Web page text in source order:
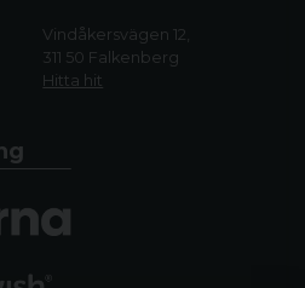
Vindåkersvägen 12,
311 50 Falkenberg
Hitta hit